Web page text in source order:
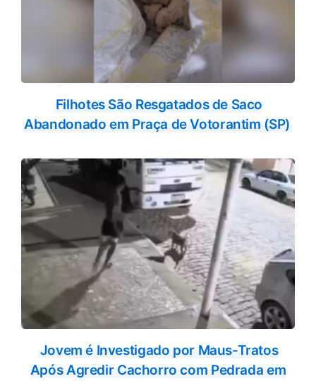
Filhotes São Resgatados de Saco
Abandonado em Praça de Votorantim (SP)
Jovem é Investigado por Maus-Tratos
Após Agredir Cachorro com Pedrada em